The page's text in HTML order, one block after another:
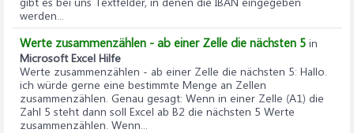
werden...
Werte zusammenzählen - ab einer Zelle die nächsten 5 in
Microsoft Excel Hilfe
Werte zusammenzählen - ab einer Zelle die nächsten 5: Hallo.
ich würde gerne eine bestimmte Menge an Zellen
zusammenzählen. Genau gesagt: Wenn in einer Zelle (A1) die
Zahl 5 steht dann soll Excel ab B2 die nächsten 5 Werte
zusammenzählen. Wenn...